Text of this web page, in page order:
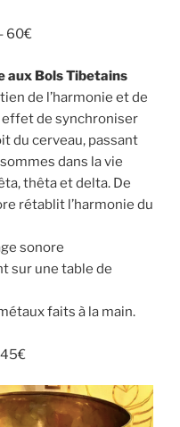
60€
aux Bols Tibetains
de l’harmonie et de
effet de synchroniser
du cerveau, passant
dans la vie
thêta et delta. De
rétablit l’harmonie du
sonore
sur une table de
faits à la main.